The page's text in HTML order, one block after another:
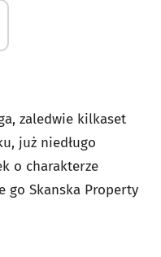
zaledwie kilkaset
już niedługo
o charakterze
go Skanska Property